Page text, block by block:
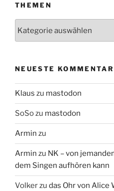
THEMEN
NEUESTE
Klaus zu mastodon
SoSozu mastodon
Armin zu
Armin zu NK – von
dem Singen aufhören kann
Volkerzu das Ohr von Alice